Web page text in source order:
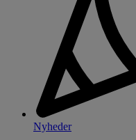
Nyheder